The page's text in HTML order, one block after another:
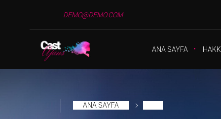
DEMO@DEMO.COM
ANA SAYFA
ANA SAYFA